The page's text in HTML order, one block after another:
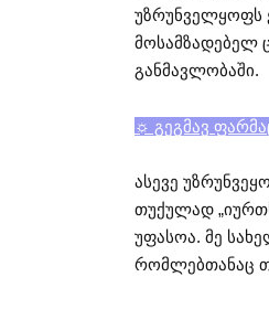
უზრუნველყოფს
მოსამზადებელ
განმავლობაში.
☼ გეგმავ
ასევე
თუქულად
უფასოა. მე
რომლებთანაც